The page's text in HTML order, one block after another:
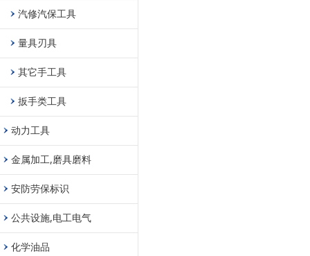
汽修汽保工具
量具刃具
其它手工具
扳手类工具
动力工具
金属加工,磨具磨料
安防劳保标识
公共设施,电工电气
化学油品